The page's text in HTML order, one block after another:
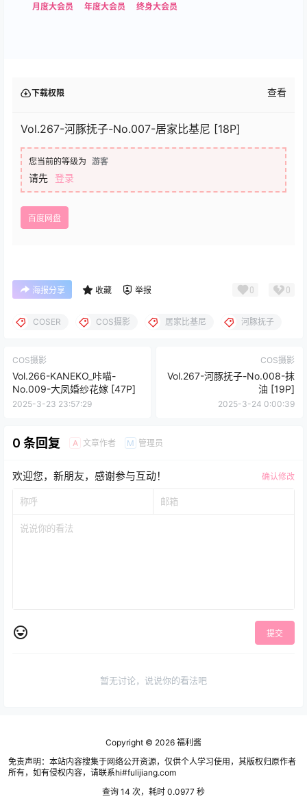
月度大会员
年度大会员 终身大会员
下载权限 查看
Vol.267-河豚抚子-No.007-居家比基尼 [18P]
您当前的等级为 游客
请先 登录
百度网盘
海报分享 收藏 举报 0 0
COSER COS摄影 居家比基尼 河豚抚子
COS摄影
Vol.266-KANEKO_咔喵-
No.009-大凤婚纱花嫁 [47P]
2025-3-23 23:57:29
COS摄影
Vol.267-河豚抚子-No.008-抹
油 [19P]
2025-3-24 0:00:39
0 条回复 A 文章作者 M 管理员
欢迎您，新朋友，感谢参与互动！ 确认修改
提交
暂无讨论，说说你的看法吧
Copyright © 2026 福利酱
免责声明：本站内容搜集于网络公开资源，仅供个人学习使用，其版权归原作者
所有，如有侵权内容，请联系hi#fulijiang.com
查询 14 次，耗时 0.0977 秒